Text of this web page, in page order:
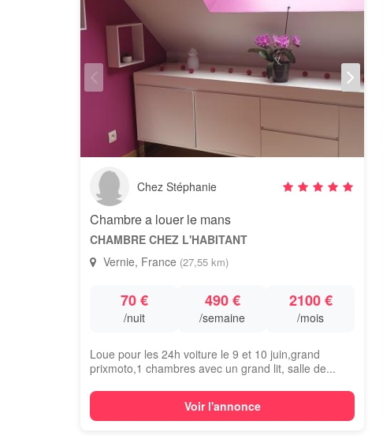
Chez Stéphanie
Chambre a louer le mans
CHAMBRE CHEZ L'HABITANT
Vernie, France (27,55 km)
70 €
/nuit
490 €
/semaine
2100 €
/mois
Loue pour les 24h voiture le 9 et 10 juin,grand
prixmoto,1 chambres avec un grand lit, salle de...
Voir l'annonce